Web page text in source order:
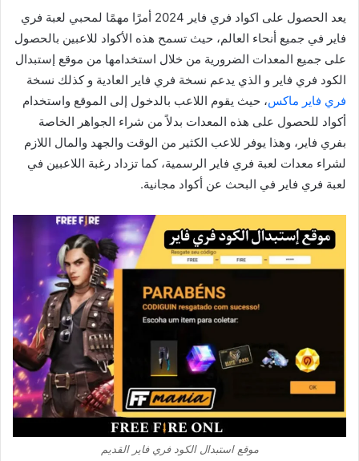
يعد الحصول على اكواد فري فاير 2024 أمرًا مهمًا لمحبي لعبة فري
فاير في جميع أنحاء العالم، حيث تسمح هذه الأكواد للاعبين بالحصول
على جميع المعدات الضرورية من خلال استخدامها من موقع إستبدال
الكود فري فاير و الذي يدعم نسخة فري فاير العادية و كذلك نسخة
فري فاير ماكس، حيث يقوم اللاعب بالدخول إلى الموقع واستخدام
أكواد للحصول على هذه المعدات بدلاً من شراء الجواهر الخاصة
بفري فاير، وهذا يوفر للاعب الكثير من الوقت والجهد والمال اللازم
لشراء معدات لعبة فري فاير الرسمية، كما تزداد رغبة اللاعبين في
لعبة فري فاير في البحث عن أكواد مجانية.
موقع استبدال الكود فري فاير القديم